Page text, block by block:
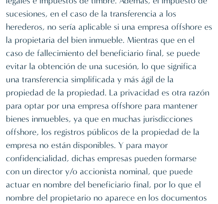
sucesiones, en el caso de la transferencia a los
herederos, no sería aplicable si una empresa offshore es
la propietaria del bien inmueble. Mientras que en el
caso de fallecimiento del beneficiario final, se puede
evitar la obtención de una sucesión, lo que significa
una transferencia simplificada y más ágil de la
propiedad de la propiedad. La privacidad es otra razón
para optar por una empresa offshore para mantener
bienes inmuebles, ya que en muchas jurisdicciones
offshore, los registros públicos de la propiedad de la
empresa no están disponibles. Y para mayor
confidencialidad, dichas empresas pueden formarse
con un director y/o accionista nominal, que puede
actuar en nombre del beneficiario final, por lo que el
nombre del propietario no aparece en los documentos